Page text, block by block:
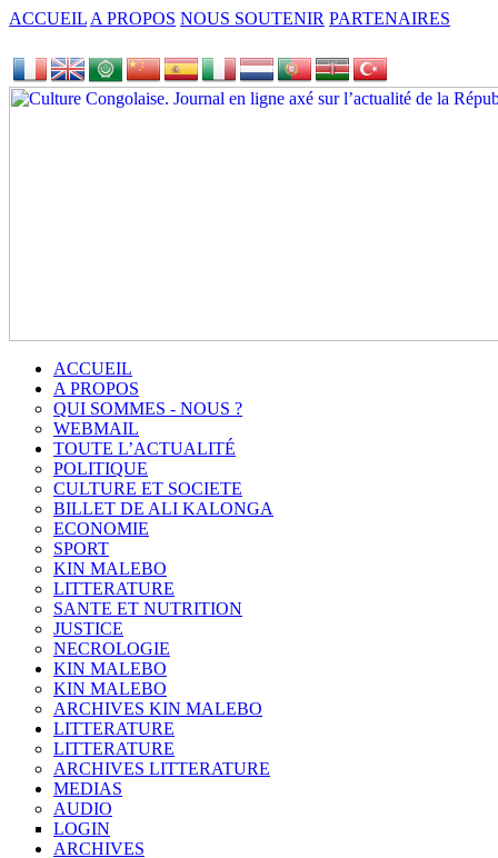
ACCUEIL A PROPOS NOUS SOUTENIR PARTENAIRES
ACCUEIL
A PROPOS
QUI SOMMES - NOUS ?
WEBMAIL
TOUTE L’ACTUALITÉ
POLITIQUE
CULTURE ET SOCIETE
BILLET DE ALI KALONGA
ECONOMIE
SPORT
KIN MALEBO
LITTERATURE
SANTE ET NUTRITION
JUSTICE
NECROLOGIE
KIN MALEBO
KIN MALEBO
ARCHIVES KIN MALEBO
LITTERATURE
LITTERATURE
ARCHIVES LITTERATURE
MEDIAS
AUDIO
LOGIN
ARCHIVES